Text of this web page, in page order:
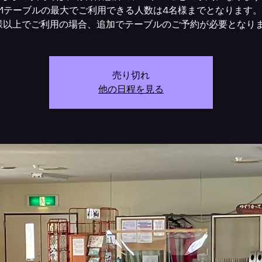
1テーブルの最大でご利用できる人数は4名様までとなります。
上でご利用の場合、追加でテーブルのご予約が必要となり
売り切れ
他の日程を見る